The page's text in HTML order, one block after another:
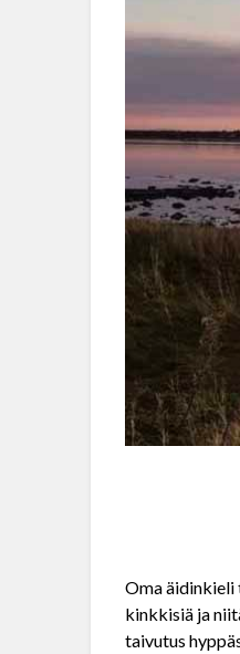
Oma äidinkieli
kinkkisiä ja
taivutus